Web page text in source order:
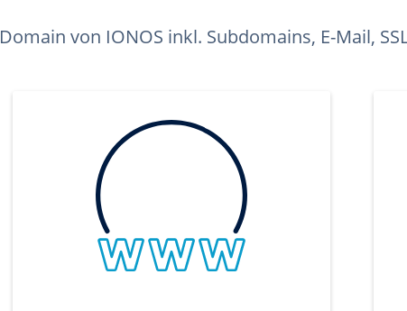
Domain von IONOS inkl. Subdomains, E-Mail,